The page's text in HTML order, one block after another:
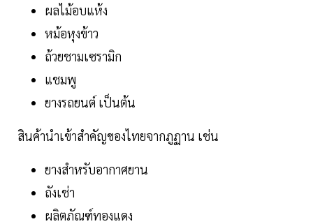
ผลไม้อบแห้ง
หม้อหุงข้าว
ถ้วยชามเซรามิก
แชมพู
ยางรถยนต์ เป็นต้น
สินค้านำเข้าสำคัญของไทยจากภูฏาน เช่น
ยางสำหรับอากาศยาน
ถังเช่า
ผลิตภัณฑ์ทองแดง